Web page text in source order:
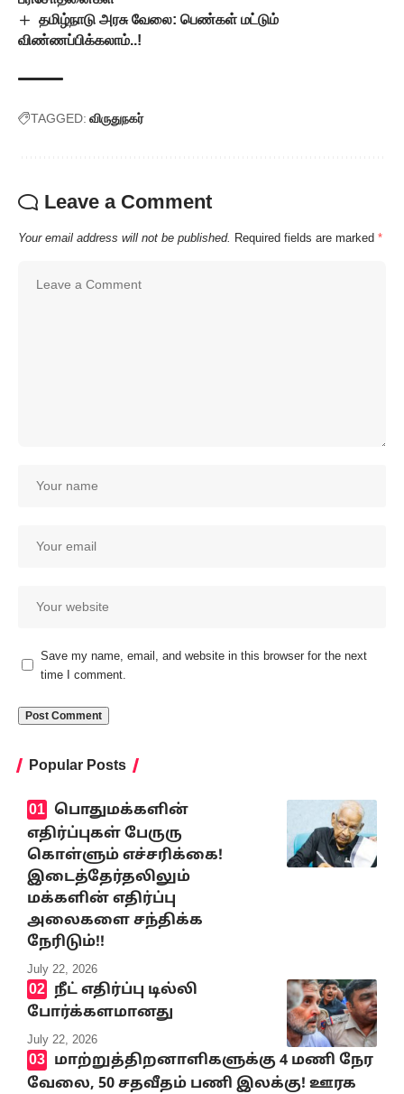
தமிழ்நாடு அரசு வேலை: பெண்கள் மட்டும்
விண்ணப்பிக்கலாம்..!
TAGGED: விருதுநகர்
Leave a Comment
Your email address will not be published. Required fields are marked *
Save my name, email, and website in this browser for the next
time I comment.
Popular Posts
பொதுமக்களின்
எதிர்ப்புகள் பேருரு
கொள்ளும் எச்சரிக்கை!
இடைத்தேர்தலிலும்
மக்களின் எதிர்ப்பு
அலைகளை சந்திக்க
நேரிடும்!!
July 22, 2026
நீட் எதிர்ப்பு டில்லி
போர்க்களமானது
July 22, 2026
மாற்றுத்திறனாளிகளுக்கு 4 மணி நேர
வேலை, 50 சதவீதம் பணி இலக்கு! ஊரக